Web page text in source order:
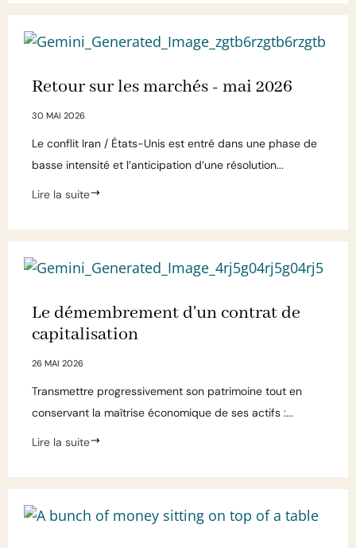
Retour sur les marchés - mai 2026
30 MAI 2026
Le conflit Iran / États-Unis est entré dans une phase de
basse intensité et l’anticipation d’une résolution...
Lire la suite
Le démembrement d'un contrat de
capitalisation
26 MAI 2026
Transmettre progressivement son patrimoine tout en
conservant la maîtrise économique de ses actifs :...
Lire la suite